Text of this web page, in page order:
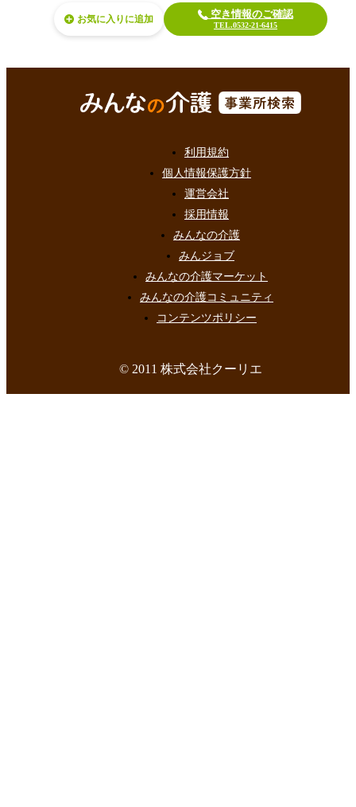
お気に入り 空き情報のご確認
TEL.0532-21-6415
利用規約
個人情報保護方針
運営会社
採用情報
みんなの介護
みんジョブ
みんなの介護マーケット
みんなの介護コミュニティ
コンテンツポリシー
© 2011 株式会社クーリエ